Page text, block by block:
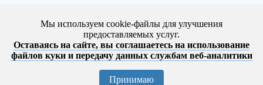
Политика конфиденциальности
Согласие на обработку персональных данных
Юридическая информация
Мы используем cookie-файлы для улучшения
предоставляемых услуг.
Оставаясь на сайте, вы соглашаетесь на использование
файлов куки и передачу данных службам веб-аналитики
Принимаю